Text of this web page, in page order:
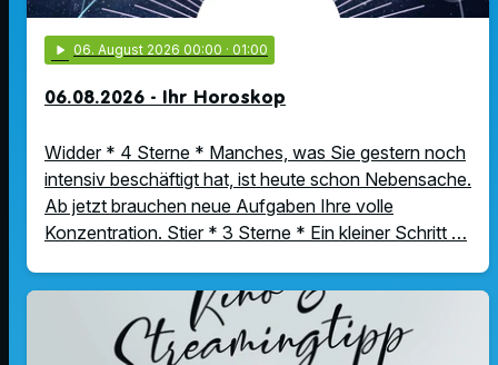
play_arrow 06. August 2026 00:00 · 01:00
06.08.2026 - Ihr Horoskop
Widder * 4 Sterne * Manches, was Sie gestern noch
intensiv beschäftigt hat, ist heute schon Nebensache.
Ab jetzt brauchen neue Aufgaben Ihre volle
Konzentration. Stier * 3 Sterne * Ein kleiner Schritt …